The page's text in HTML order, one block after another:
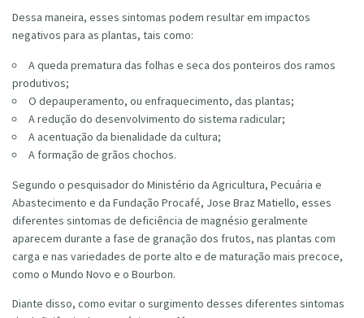
Dessa maneira, esses sintomas podem resultar em impactos
negativos para as plantas, tais como:
A queda prematura das folhas e seca dos ponteiros dos ramos
produtivos;
O depauperamento, ou enfraquecimento, das plantas;
A redução do desenvolvimento do sistema radicular;
A acentuação da bienalidade da cultura;
A formação de grãos chochos.
Segundo o pesquisador do Ministério da Agricultura, Pecuária e
Abastecimento e da Fundação Procafé, Jose Braz Matiello, esses
diferentes sintomas de deficiência de magnésio geralmente
aparecem durante a fase de granação dos frutos, nas plantas com
carga e nas variedades de porte alto e de maturação mais precoce,
como o Mundo Novo e o Bourbon.
Diante disso, como evitar o surgimento desses diferentes sintomas